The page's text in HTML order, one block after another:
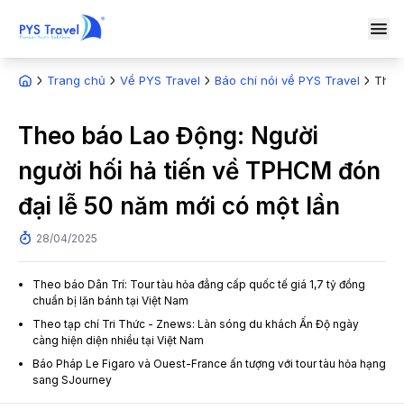
Trang chủ Về PYS Travel Báo chí nói về PYS Travel
Theo báo Lao Động: Người
người hối hả tiến về TPHCM đón
đại lễ 50 năm mới có một lần
28/04/2025
Theo báo Dân Trí: Tour tàu hỏa đẳng cấp quốc tế giá 1,7 tỷ đồng
chuẩn bị lăn bánh tại Việt Nam
Theo tạp chí Tri Thức - Znews: Làn sóng du khách Ấn Độ ngày
càng hiện diện nhiều tại Việt Nam
Báo Pháp Le Figaro và Ouest-France ấn tượng với tour tàu hỏa hạng
sang SJourney